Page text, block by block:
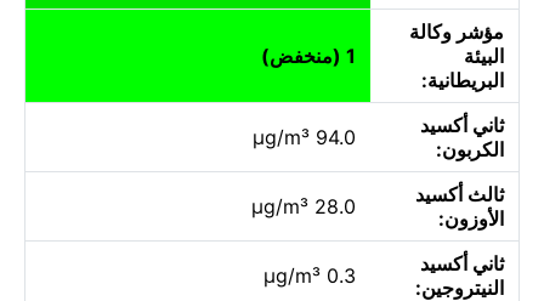
مؤشر وكالة
البيئة
البريطانية:
1 (منخفض)
ثاني أكسيد
الكربون:
94.0 µg/m³
ثالث أكسيد
الأوزون:
28.0 µg/m³
ثاني أكسيد
النيتروجين:
0.3 µg/m³